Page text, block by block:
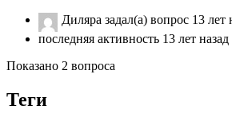
Диляра задал(а) вопрос 13 лет
последняя активность 13 лет назад
Показано 2 вопроса
Теги